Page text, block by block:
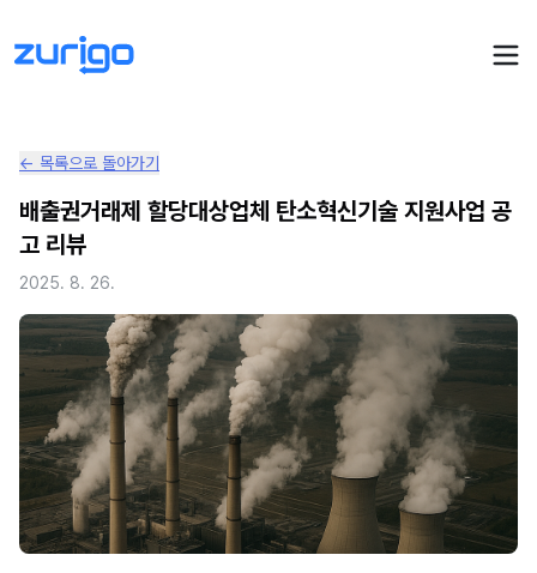
PPA 계약
수요기업 PPA 계산
발전소 PPA 계산
PPA 매칭 LIVE
PPA 관리
PPA 모니터링
PPA 파트너스
전기요금 시뮬레이션 NEW
PPA 매뉴얼
PPA FAQ
AI 컨설턴트 UPDATED
PPA 플레이
인사이트
성공사례
에너지브리핑
단가
회사소개
← 목록으로 돌아가기
배출권거래제 할당대상업체 탄소혁신기술 지원사업 공
고 리뷰
2025. 8. 26.